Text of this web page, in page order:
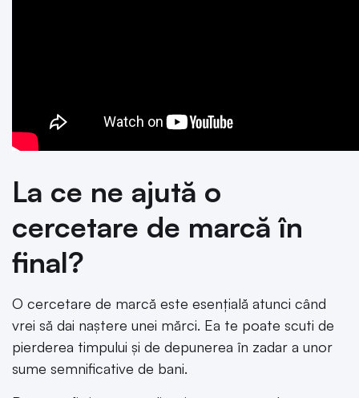
La ce ne ajută o
cercetare de marcă în
final?
O cercetare de marcă este esențială atunci când
vrei să dai naștere unei mărci. Ea te poate scuti de
pierderea timpului și de depunerea în zadar a unor
sume semnificative de bani.